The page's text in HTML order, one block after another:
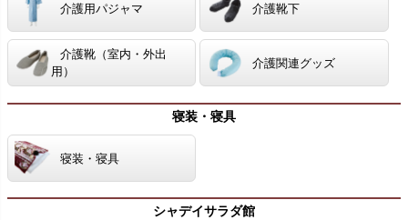
介護用パジャマ 介護靴下
介護靴（室内・外出
用）
介護関連グッズ
寝装・寝具
寝装・寝具
シャデイサラダ館